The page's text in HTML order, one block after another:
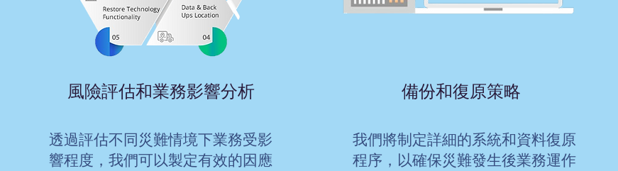
風險評估和業務影響分析
透過評估不同災難情境下業務受影
響程度，我們可以製定有效的因應
備份和復原策略
我們將制定詳細的系統和資料復原
程序，以確保災難發生後業務運作